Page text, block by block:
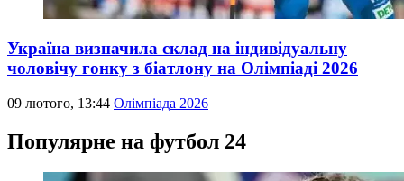
Україна визначила склад на індивідуальну
чоловічу гонку з біатлону на Олімпіаді 2026
09 лютого, 13:44 Олімпіада 2026
Популярне на футбол 24